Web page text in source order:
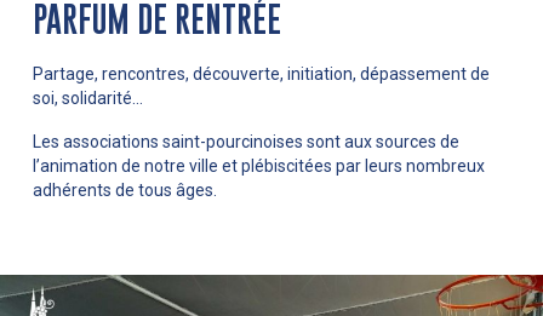
PARFUM DE RENTRÉE
Partage, rencontres, découverte, initiation, dépassement de
soi, solidarité…
Les associations saint-pourcinoises sont aux sources de
l’animation de notre ville et plébiscitées par leurs nombreux
adhérents de tous âges.